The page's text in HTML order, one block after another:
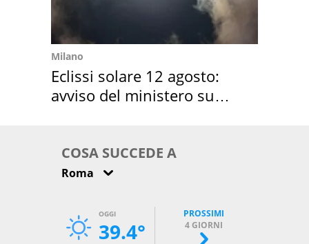
Milano
Eclissi solare 12 agosto:
avviso del ministero su